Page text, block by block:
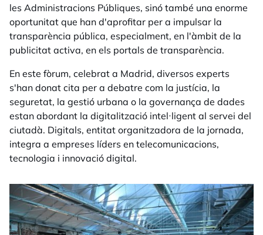
les Administracions Públiques, sinó també una enorme
oportunitat que han d'aprofitar per a impulsar la
transparència pública, especialment, en l'àmbit de la
publicitat activa, en els portals de transparència.
En este fòrum, celebrat a Madrid, diversos experts
s'han donat cita per a debatre com la justícia, la
seguretat, la gestió urbana o la governança de dades
estan abordant la digitalització intel·ligent al servei del
ciutadà. Digitals, entitat organitzadora de la jornada,
integra a empreses líders en telecomunicacions,
tecnologia i innovació digital.